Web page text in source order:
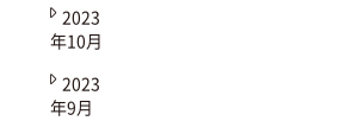
2023
年10月
2023
年9月